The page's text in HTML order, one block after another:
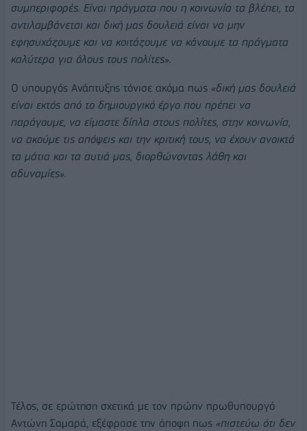
συμπεριφορές. Είναι πράγματα που η κοινωνία τα βλέπει, τα
αντιλαμβάνεται και δική μας δουλειά είναι να μην
εφησυχάζουμε και να κοιτάζουμε να κάνουμε τα πράγματα
καλύτερα για όλους τους πολίτες».
Ο υπουργός Ανάπτυξης τόνισε ακόμα πως «δική μας δουλειά
είναι εκτός από το δημιουργικό έργο που πρέπει να
παράγουμε, να είμαστε δίπλα στους πολίτες, στην κοινωνία,
να ακούμε τις απόψεις και την κριτική τους, να έχουν ανοικτά
τα μάτια και τα αυτιά μας, διορθώνοντας λάθη και
αδυναμίες».
Τέλος, σε ερώτηση σχετικά με τον πρώην πρωθυπουργό
Αντώνη Σαμαρά, εξέφρασε την άποψη πως «πιστεύω ότι δεν